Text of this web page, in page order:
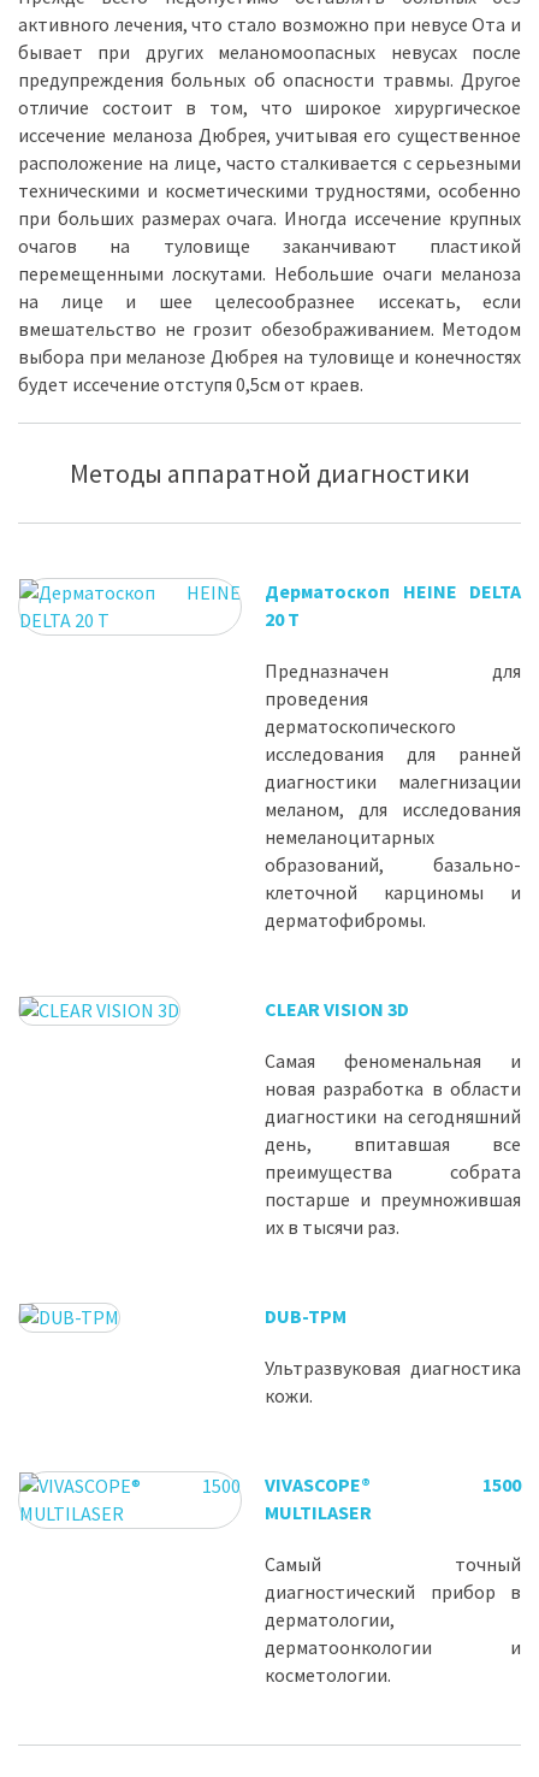
активного лечения, что стало возможно при невусе Ота и
бывает при других меланомоопасных невусах после
предупреждения больных об опасности травмы. Другое
отличие состоит в том, что широкое хирургическое
иссечение меланоза Дюбрея, учитывая его существенное
расположение на лице, часто сталкивается с серьезными
техническими и косметическими трудностями, особенно
при больших размерах очага. Иногда иссечение крупных
очагов на туловище заканчивают пластикой
перемещенными лоскутами. Небольшие очаги меланоза
на лице и шее целесообразнее иссекать, если
вмешательство не грозит обезображиванием. Методом
выбора при меланозе Дюбрея на туловище и конечностях
будет иссечение отступя 0,5см от краев.
Методы аппаратной диагностики
Дерматоскоп HEINE DELTA
20 T
Предназначен для
проведения
дерматоскопического
исследования для ранней
диагностики малегнизации
меланом, для исследования
немеланоцитарных
образований, базально-
клеточной карциномы и
дерматофибромы.
CLEAR VISION 3D
Самая феноменальная и
новая разработка в области
диагностики на сегодняшний
день, впитавшая все
преимущества собрата
постарше и преумножившая
их в тысячи раз.
DUB-TPM
Ультразвуковая диагностика
кожи.
VIVASCOPE® 1500
MULTILASER
Самый точный
диагностический прибор в
дерматологии,
дерматоонкологии и
косметологии.